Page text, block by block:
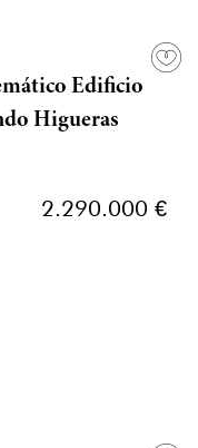
Edificio
Higueras
2.290.000 €